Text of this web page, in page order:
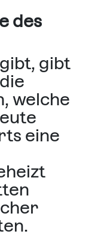
des
gibt
welche
eine